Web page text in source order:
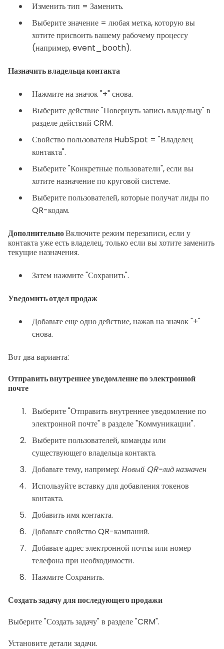
Изменить тип = Заменить.
Выберите значение = любая метка, которую вы
хотите присвоить вашему рабочему процессу
(например, event_booth).
Назначить владельца контакта
Нажмите на значок "+" снова.
Выберите действие "Повернуть запись владельцу" в
разделе действий CRM.
Свойство пользователя HubSpot = "Владелец
контакта".
Выберите "Конкретные пользователи", если вы
хотите назначение по круговой системе.
Выберите пользователей, которые получат лиды по
QR-кодам.
ДополнительноВключите режим перезаписи, если у
контакта уже есть владелец, только если вы хотите заменить
текущие назначения.
Затем нажмите "Сохранить".
Уведомить отдел продаж
Добавьте еще одно действие, нажав на значок "+"
снова.
Вот два варианта:
Отправить внутреннее уведомление по электронной
почте
Выберите "Отправить внутреннее уведомление по
электронной почте" в разделе "Коммуникации".
Выберите пользователей, команды или
существующего владельца контакта.
Добавьте тему, например: Новый QR-лид назначен
Используйте вставку для добавления токенов
контакта.
Добавить имя контакта.
Добавьте свойство QR-кампаний.
Добавьте адрес электронной почты или номер
телефона при необходимости.
Нажмите Сохранить.
Создать задачу для последующего продажи
Выберите "Создать задачу" в разделе "CRM".
Установите детали задачи.